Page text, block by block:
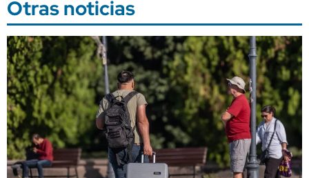
Otras noticias